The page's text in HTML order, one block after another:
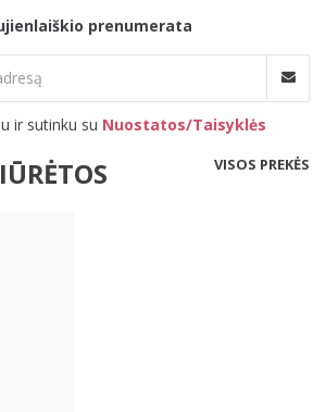
prenumerata
ir sutinku su Nuostatos/Taisyklės
VISOS PREKĖS